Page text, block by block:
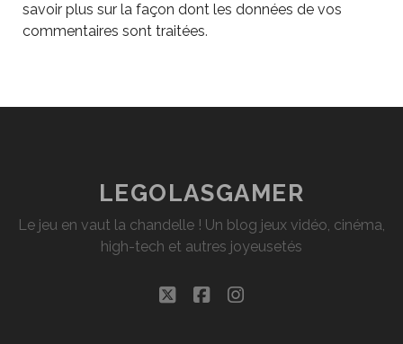
savoir plus sur la façon dont les données de vos
commentaires sont traitées.
LEGOLASGAMER
Le jeu en vaut la chandelle ! Un blog jeux vidéo, cinéma,
high-tech et autres joyeusetés
twitterfacebookinstagram